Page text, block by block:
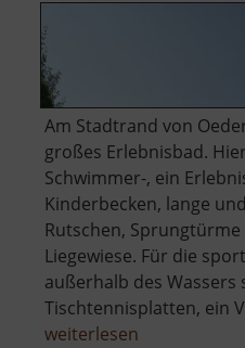
Am Stadtrand von
großes Erlebnisbad.
Schwimmer-, ein
Kinderbecken, lange
Rutschen,
Liegewiese. Für die
außerhalb des Wassers
Tischtennisplatten, ein
weiterlesen